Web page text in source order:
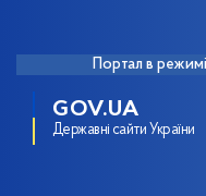
Портал в
GOV.UA
Державні сайти України